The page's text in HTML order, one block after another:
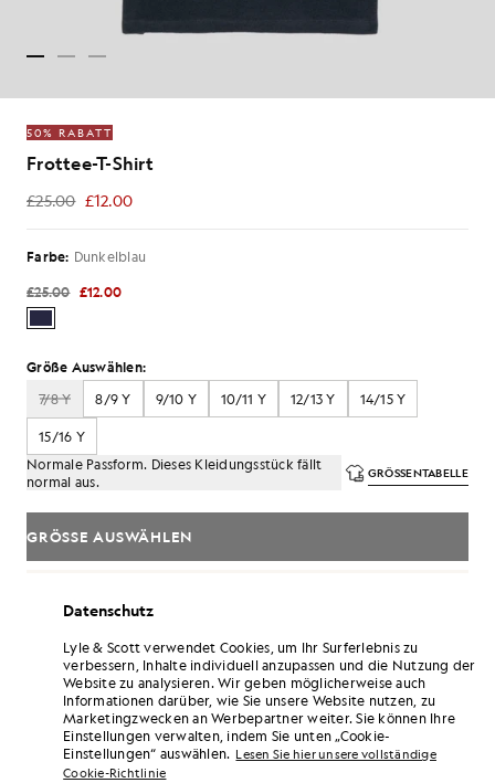
50% RABATT
Frottee-T-Shirt
£25.00 £12.00
£12.00
Farbe: Dunkelblau
£25.00 £12.00
Größe Auswählen:
7/8 Y
8/9 Y 9/10 Y 10/11 Y 12/13 Y 14/15 Y
15/16 Y
Normale Passform. Dieses Kleidungsstück fällt
normal aus.
GRÖSSENTABELLE
GRÖSSE AUSWÄHLEN
Lieferung nach Hause und Abholstellen. Kostenlose
Rückgabe und Umtausch.
Verdoppeln Sie Ihre Punkte! Sammeln Sie mit
diesem Kauf Punkte bei „84“.
6 points = 1,00 £
ANMELDEN
PRODUKTDETAILS
Datenschutz
Lyle & Scott verwendet Cookies, um Ihr Surferlebnis zu
verbessern, Inhalte individuell anzupassen und die Nutzung der
Website zu analysieren. Wir geben möglicherweise auch
Informationen darüber, wie Sie unsere Website nutzen, zu
Marketingzwecken an Werbepartner weiter. Sie können Ihre
Einstellungen verwalten, indem Sie unten „Cookie-
Einstellungen“ auswählen. Lesen Sie hier unsere vollständige
Cookie-Richtlinie